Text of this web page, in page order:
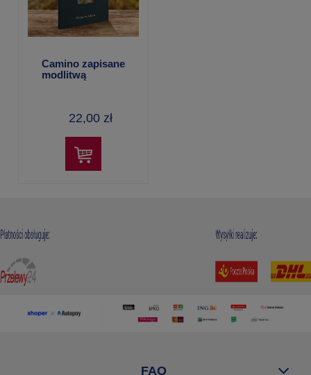
Camino zapisane
modlitwą
22,00 zł
FAQ